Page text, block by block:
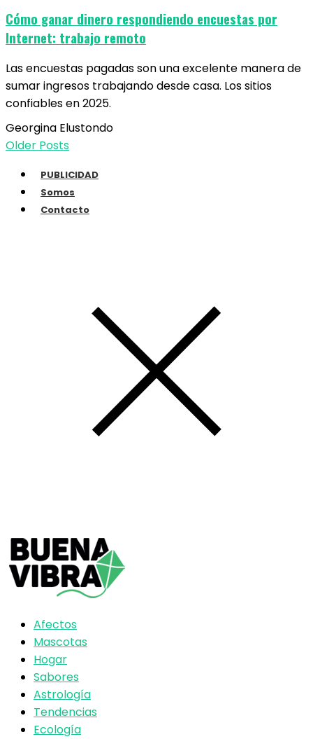
Cómo ganar dinero respondiendo encuestas por
Internet: trabajo remoto
Las encuestas pagadas son una excelente manera de
sumar ingresos trabajando desde casa. Los sitios
confiables en 2025.
Georgina Elustondo
Older Posts
PUBLICIDAD
Somos
Contacto
Afectos
Mascotas
Hogar
Sabores
Astrología
Tendencias
Ecología